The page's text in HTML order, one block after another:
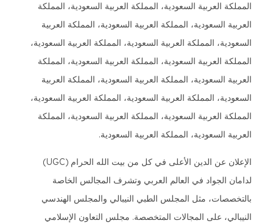
العربية السعودية، المملكة العربية السعودية، المملكة
السعودية، المملكة العربية السعودية، المملكة العربية
المملكة العربية السعودية، المملكة العربية السعودية،
العربية السعودية، المملكة العربية السعودية، المملكة
السعودية، المملكة العربية السعودية، المملكة العربية
المملكة العربية السعودية، المملكة العربية السعودية،
العربية السعودية، المملكة العربية السعودية، المملكة
السعودية، المملكة العربية السعودية.
الإعلان عن الدين الأعلى في كل من بيت الله الحرام (UGC)
الجواد في العالم العربي وتشرف المجالس الخاصة
مثل المجلس الطبي النيبالي والمجلس الهندسي
على المجالات المتخصصة. مجلس التعاون الإسلامي